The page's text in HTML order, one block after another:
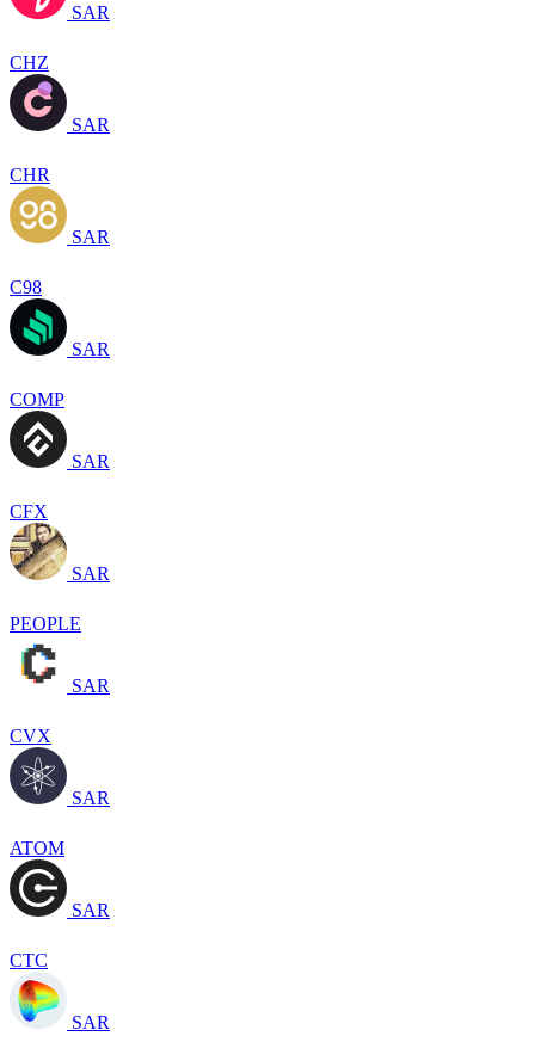
SAR
CHZ
SAR
CHR
SAR
C98
SAR
COMP
SAR
CFX
SAR
PEOPLE
SAR
CVX
SAR
ATOM
SAR
CTC
SAR